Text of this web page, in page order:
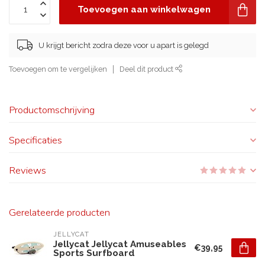
Toevoegen aan winkelwagen
U krijgt bericht zodra deze voor u apart is gelegd
Toevoegen om te vergelijken Deel dit product
Productomschrijving
Specificaties
Reviews
Gerelateerde producten
JELLYCAT
Jellycat Jellycat Amuseables
Sports Surfboard
€39,95